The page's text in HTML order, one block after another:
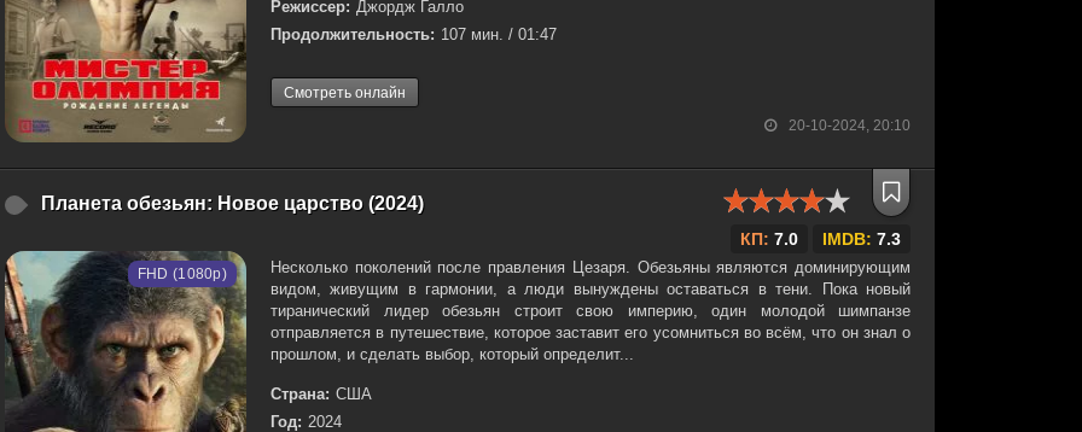
20-10-2024, 20:10
Режиссер: Джордж Галло
Продолжительность: 107 мин. / 01:47
Смотреть онлайн
Планета обезьян: Новое царство (2024)
КП: 7.0 IMDB: 7.3
FHD (1080p)
Несколько поколений после правления Цезаря. Обезьяны являются доминирующим
видом, живущим в гармонии, а люди вынуждены оставаться в тени. Пока новый
тиранический лидер обезьян строит свою империю, один молодой шимпанзе
отправляется в путешествие, которое заставит его усомниться во всём, что он знал о
прошлом, и сделать выбор, который определит...
Страна: США
Год: 2024